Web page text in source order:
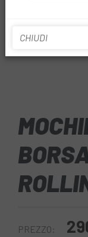
PREZZO:
CHIUDI